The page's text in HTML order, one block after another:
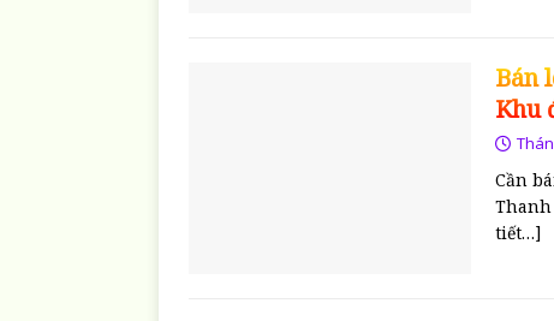
Bán
Khu
Cần
Thanh
tiết…]